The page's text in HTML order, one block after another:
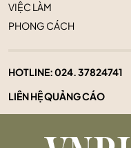
VIỆC LÀM
PHONG CÁCH
HOTLINE:024. 37824741
LIÊN HỆ QUẢNG CÁO